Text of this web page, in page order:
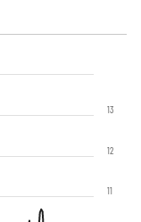
11
12
13